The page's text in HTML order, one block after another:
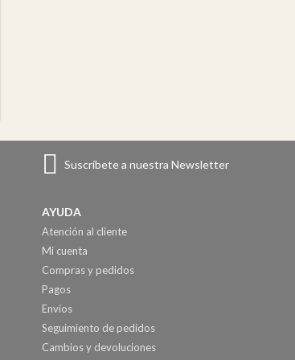
Suscríbete a nuestra Newsletter
AYUDA
Atención al cliente
Mi cuenta
Compras y pedidos
Pagos
Envíos
Seguimiento de pedidos
Cambios y devoluciones